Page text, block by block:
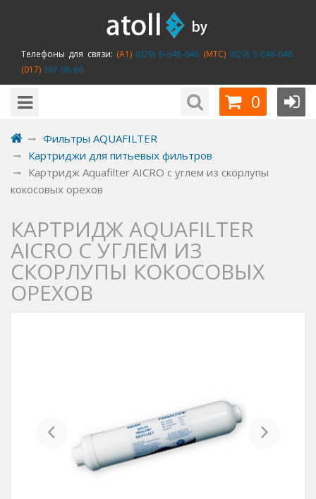
Телефоны для связи: (A1)(029) 6-648-648 (MTC)(029) 5-648-648
(017)397-98-66
0
Фильтры AQUAFILTER
Картриджи для питьевых фильтров
Картридж Aquafilter AICRO с углем из скорлупы
кокосовых орехов
КАРТРИДЖ AQUAFILTER
AICRO С УГЛЕМ ИЗ
СКОРЛУПЫ КОКОСОВЫХ
ОРЕХОВ